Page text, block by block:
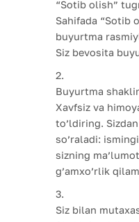
“Sotib olish”
Sahifada “Sotib
buyurtma
Siz bevosita
Buyurtma
Xavfsiz va
to’ldiring.
so’raladi:
sizning
g’amxo’rlik
Siz bilan